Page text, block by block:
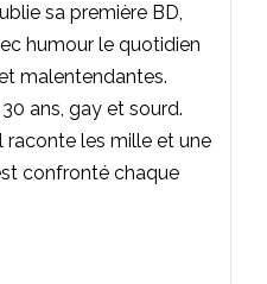
sa première BD,
humour le quotidien
malentendantes.
ans, gay et sourd.
raconte les mille et une
confronté chaque